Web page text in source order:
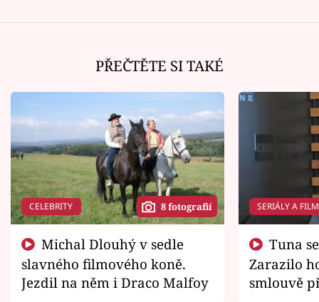
PŘEČTĚTE SI TAKÉ
CELEBRITY 8 fotografií
slavného filmového koně.
Jezdil na něm i Draco Malfoy
SERIÁLY A
Zarazilo
smlouvě